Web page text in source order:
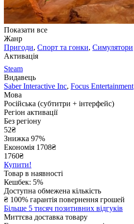
Показати все
Жанр
Пригоди, Спорт та гонки, Симулятори
Активація
Steam
Видавець
Saber Interactive Inc, Focus Entertainment
Мова
Російська (субтитри + інтерфейс)
Регіон активації
Без регіону
52₴
Знижка 97%
Економія 1708₴
1760₴
Купити!
Товар в наявності
Кешбек: 5%
Доступна обмежена кількість
₴ 100% гарантія повернення грошей
Більше 5 тисяч позитивних відгуків
Миттєва доставка товару